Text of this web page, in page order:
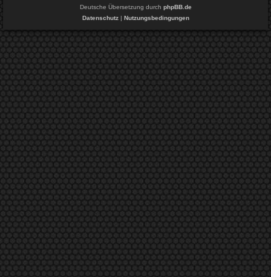
Deutsche Übersetzung durch phpBB.de
Datenschutz| Nutzungsbedingungen